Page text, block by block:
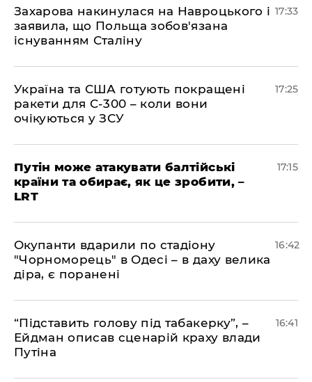
​Захарова накинулася на Навроцького і
заявила, що Польща зобов'язана
існуванням Сталіну
17:33
​Україна та США готують покращені
ракети для С-300 – коли вони
очікуються у ЗСУ
17:25
​Путін може атакувати балтійські
країни та обирає, як це зробити, –
LRT
17:15
​Окупанти вдарили по стадіону
"Чорноморець" в Одесі – в даху велика
діра, є поранені
16:42
​“Підставить голову під табакерку”, –
Ейдман описав сценарій краху влади
Путіна
16:41